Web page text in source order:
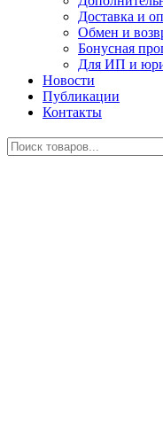
Доставка и
Обмен и
Бонусная
Для ИП и
Новости
Публикации
Контакты